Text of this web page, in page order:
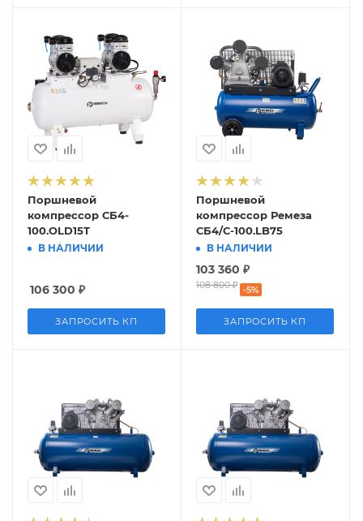
Поршневой
компрессор СБ4-
100.OLD15T
В НАЛИЧИИ
106 300 ₽
ЗАПРОСИТЬ КП
Поршневой
компрессор Ремеза
СБ4/С-100.LB75
В НАЛИЧИИ
103 360 ₽
108 800₽ -5%
ЗАПРОСИТЬ КП